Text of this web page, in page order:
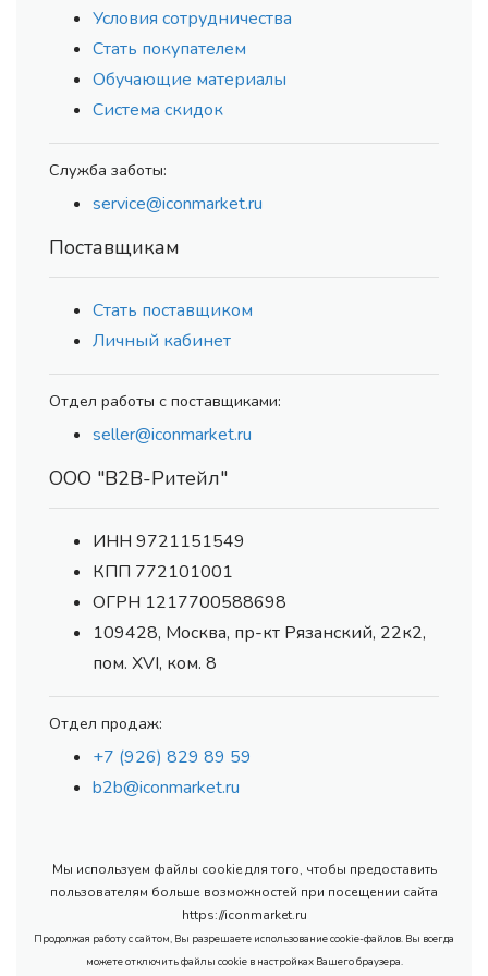
Условия сотрудничества
Стать покупателем
Обучающие материалы
Система скидок
Служба заботы:
service@iconmarket.ru
Поставщикам
Стать поставщиком
Личный кабинет
Отдел работы с поставщиками:
seller@iconmarket.ru
ООО "В2В-Ритейл"
ИНН 9721151549
КПП 772101001
ОГРН 1217700588698
109428, Москва, пр-кт Рязанский, 22к2,
пом. XVI, ком. 8
Отдел продаж:
+7 (926) 829 89 59
b2b@iconmarket.ru
Мы используем файлы cookie для того, чтобы предоставить
пользователям больше возможностей при посещении сайта
https://iconmarket.ru
Продолжая работу с сайтом, Вы разрешаете использование cookie-файлов. Вы всегда
можете отключить файлы cookie в настройках Вашего браузера.